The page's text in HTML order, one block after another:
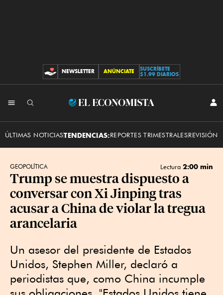
CONTRIBUCIONES
NEWSLETTER ANÚNCIATE
SUSCRÍBETE
$1.99 DIARIOS
El
ÚLTIMAS NOTICIASTENDENCIAS:REPORTES TRIMESTRALESREVISIÓN
GEOPOLÍTICA Lectura 2:00 min
Trump se muestra dispuesto a
conversar con Xi Jinping tras
acusar a China de violar la tregua
arancelaria
Un asesor del presidente de Estados
Unidos, Stephen Miller, declaró a
periodistas que, como China incumple